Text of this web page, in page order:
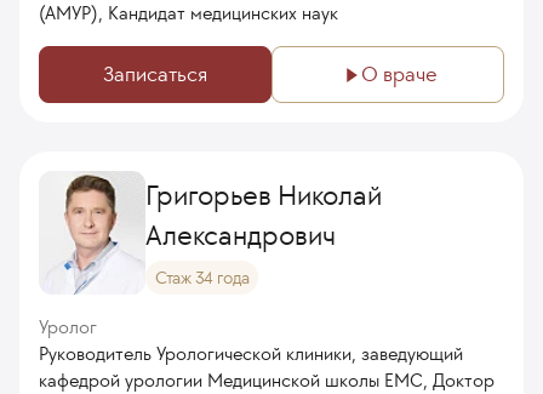
(АМУР), Кандидат медицинских наук
Записаться О враче
Григорьев Николай
Александрович
Стаж 34 года
Уролог
Руководитель Урологической клиники, заведующий
кафедрой урологии Медицинской школы ЕМС, Доктор